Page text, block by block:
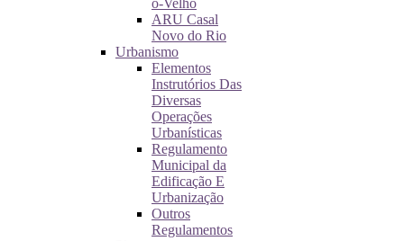
o-Velho
ARU Casal
Novo do Rio
Urbanismo
Elementos
Instrutórios Das
Diversas
Operações
Urbanísticas
Regulamento
Municipal da
Edificação E
Urbanização
Outros
Regulamentos